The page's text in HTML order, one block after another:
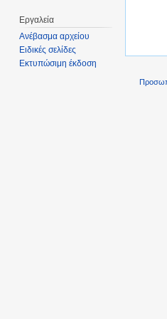
Εργαλεία
Ανέβασμα αρχείου
Ειδικές σελίδες
Εκτυπώσιμη έκδοση